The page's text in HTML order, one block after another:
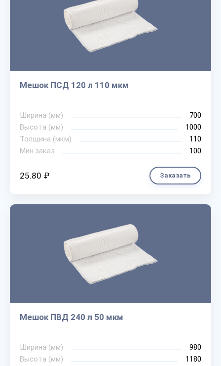
Мешок ПСД 120 л 110 мкм
Ширина (мм)
700
Высота (мм)
1000
Толщина (мкм)
110
Мин.заказ
100
25.80 ₽ Заказать
Мешок ПВД 240 л 50 мкм
Ширина (мм)
980
Высота (мм)
1180